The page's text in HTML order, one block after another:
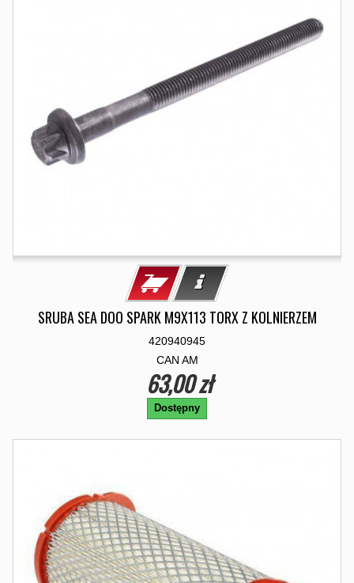
SRUBA SEA DOO SPARK M9X113 TORX Z KOLNIERZEM
420940945
CAN AM
63,00 zł
Dostępny